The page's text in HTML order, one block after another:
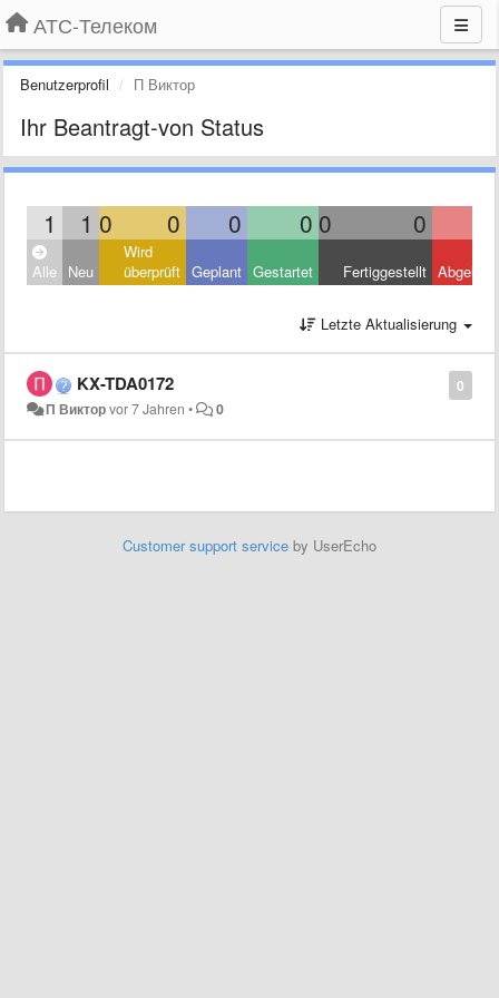
АТС-Телеком
Benutzerprofil П Виктор
Ihr Beantragt-von Status
1 1 0 0 0 0 0 0
Alle Neu
Wird
überprüft Geplant Gestartet Fertiggestellt
Letzte Aktualisierung
0
KX-TDA0172
П Викторvor 7 Jahren • 0
Customer support service by UserEcho